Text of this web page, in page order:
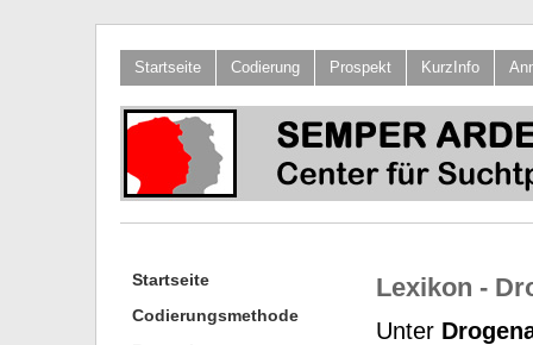
Startseite Codierung Prospekt KurzInfo
Lexikon -
Unter
Startseite
Codierungsmethode